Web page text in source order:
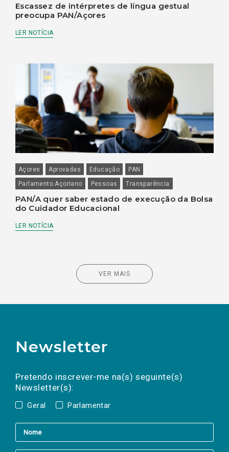
Escassez de intérpretes de língua gestual
preocupa PAN/Açores
LER NOTÍCIA
Açores Aprovadas Educação
PAN
Parlamento Açoriano
Pessoas Transparência
PAN/A quer saber estado de execução da Bolsa
do Cuidador Educacional
LER NOTÍCIA
VER MAIS
Newsletter
Pretendo inscrever-me na(s) seguinte(s)
Newsletter(s):
Geral Parlamentar
a(s) newsletter(s).
mail